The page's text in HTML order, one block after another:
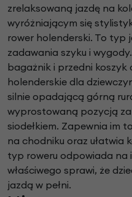
zrelaksowaną jazdę na
wyróżniającym się
rower holenderski. To typ
zadawania szyku i
bagażnik i przedni koszyk
holenderskie dla
silnie opadającą górną
wyprostowaną pozycją
siodełkiem. Zapewnia im
na chodniku oraz ułatwia
typ roweru odpowiada na
właściwego sprawi, że
jazdą w pełni.